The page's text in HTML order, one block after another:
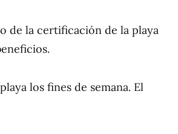
de la certificación de la playa
los fines de semana. El